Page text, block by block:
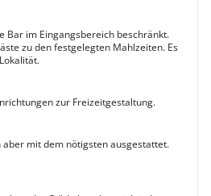
Bar im Eingangsbereich beschränkt.
zu den festgelegten Mahlzeiten. Es
zur Freizeitgestaltung.
mit dem nötigsten ausgestattet.